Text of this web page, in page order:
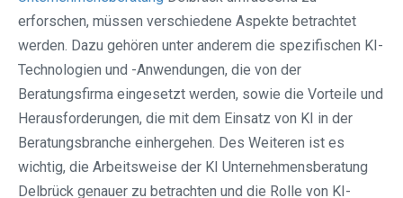
erforschen, müssen verschiedene Aspekte betrachtet
werden. Dazu gehören unter anderem die spezifischen KI-
Technologien und -Anwendungen, die von der
Beratungsfirma eingesetzt werden, sowie die Vorteile und
Herausforderungen, die mit dem Einsatz von KI in der
Beratungsbranche einhergehen. Des Weiteren ist es
wichtig, die Arbeitsweise der KI Unternehmensberatung
Delbrück genauer zu betrachten und die Rolle von KI-